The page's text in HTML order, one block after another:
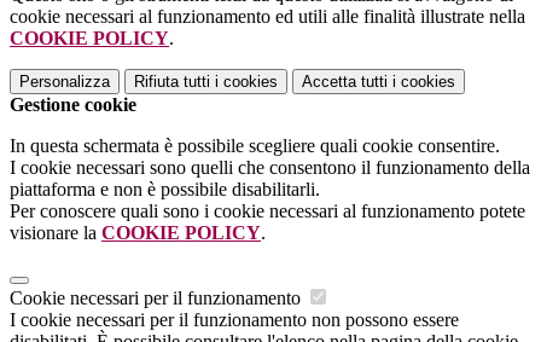
cookie necessari al funzionamento ed utili alle finalità illustrate nella
COOKIE POLICY.
Personalizza Rifiuta tutti i cookies Accetta tutti i cookies
Gestione cookie
In questa schermata è possibile scegliere quali cookie consentire.
I cookie necessari sono quelli che consentono il funzionamento della
piattaforma e non è possibile disabilitarli.
Per conoscere quali sono i cookie necessari al funzionamento potete
visionare la COOKIE POLICY.
Cookie necessari per il funzionamento
I cookie necessari per il funzionamento non possono essere